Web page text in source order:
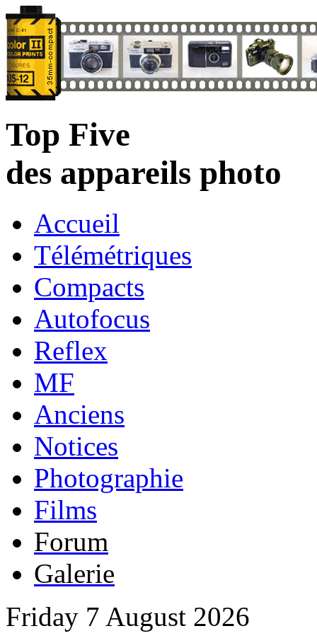
Top Five
des appareils photo
Accueil
Télémétriques
Compacts
Autofocus
Reflex
MF
Anciens
Notices
Photographie
Films
Forum
Galerie
Friday 7 August 2026